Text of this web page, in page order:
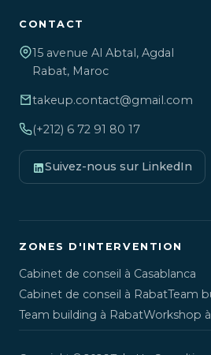
CONTACT
15 avenue Al Abtal, Agdal
Rabat, Maroc
takeup.contact@gmail.com
(+212) 6 72 91 80 17
Suivez-nous sur LinkedIn
ZONES D'INTERVENTION
Cabinet de conseil à Casablanca
Cabinet de conseil à RabatTeam
Team building à RabatWorkshop